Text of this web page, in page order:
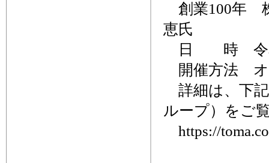
創業100年
恵氏
日 時 令和6
開催方法 オ
詳細は、下
ループ）をご
https://